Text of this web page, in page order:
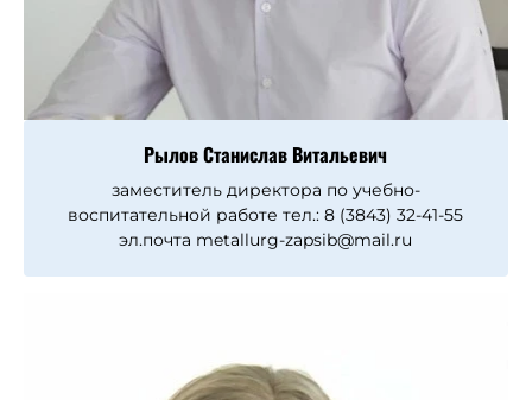
Рылов Станислав Витальевич
заместитель директора по учебно-
воспитательной работе тел.: 8 (3843) 32-41-55
эл.почта metallurg-zapsib@mail.ru